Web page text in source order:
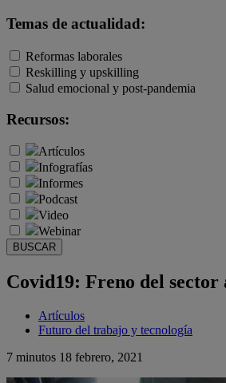
Temas de actualidad:
Reformas laborales
Reskilling y upskilling
Salud emocional y post-pandemia
Recursos:
Artículos
Infografías
Informes
Podcast
Video
Webinar
BUSCAR
Covid19: Freno del
Artículos
Futuro del trabajo y tecnología
7 minutos 18 febrero, 2021